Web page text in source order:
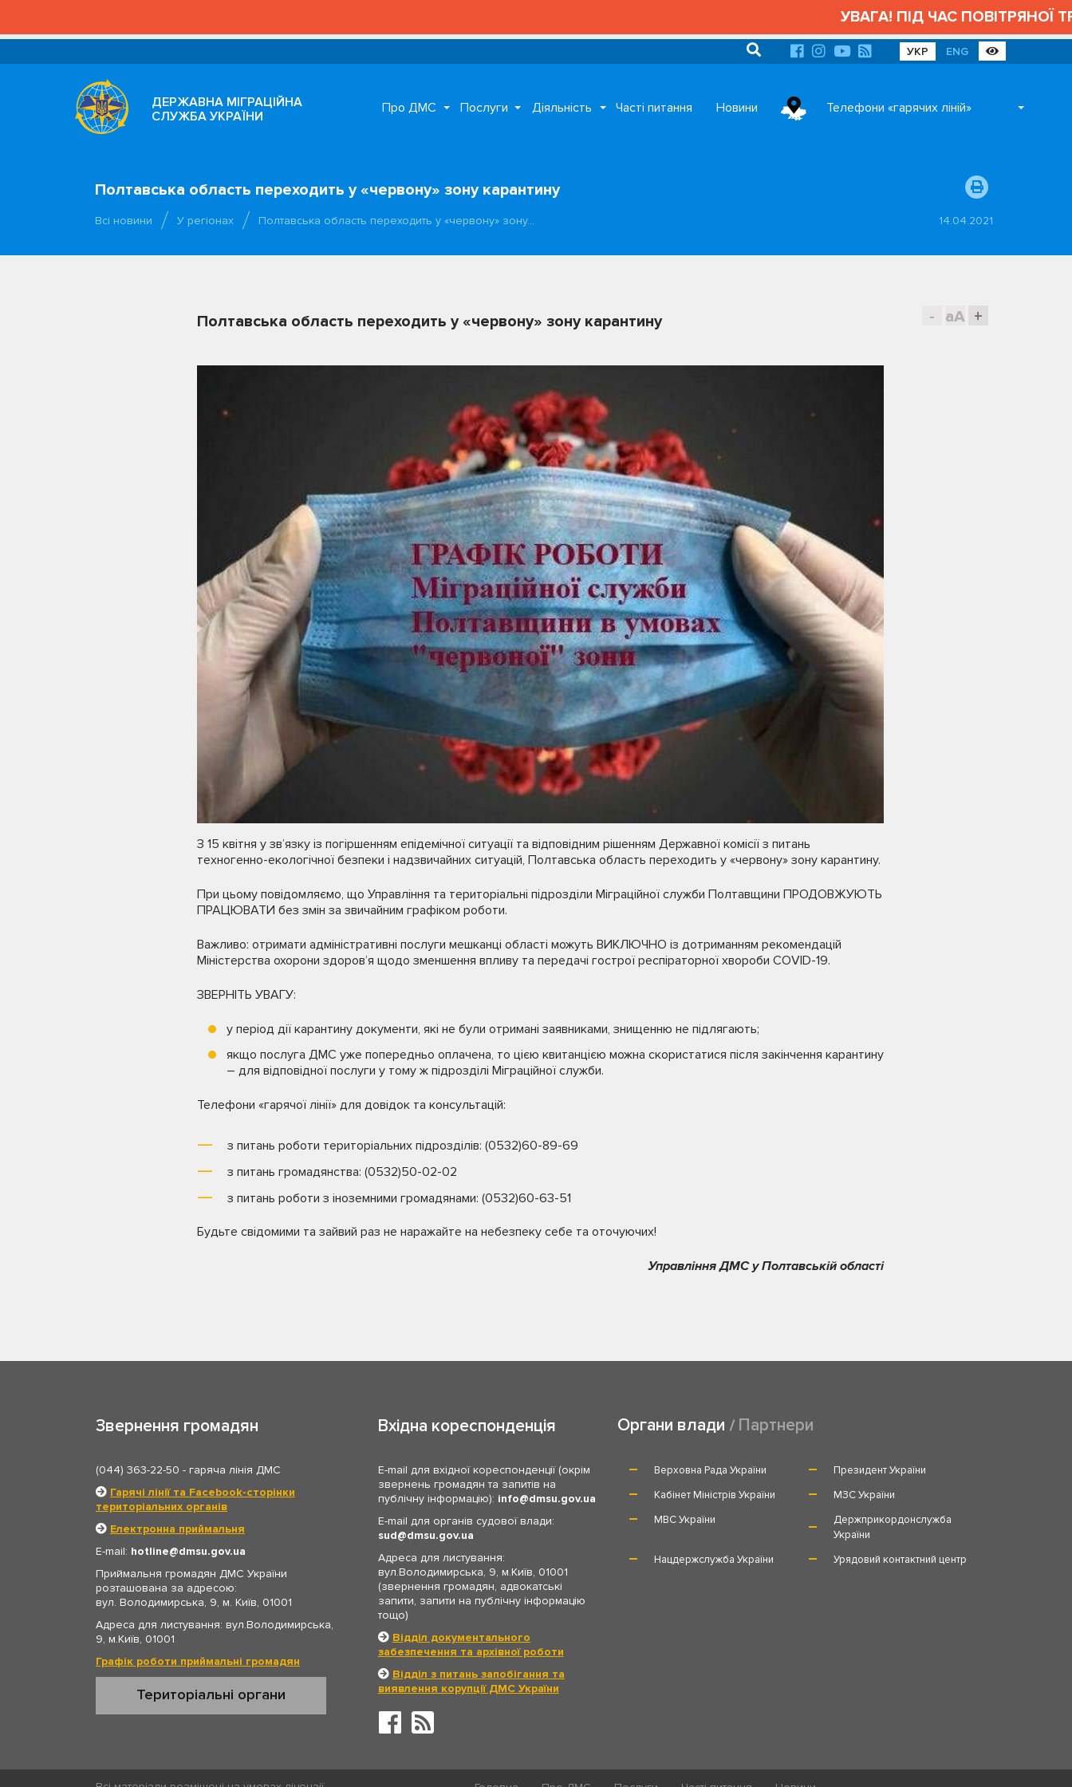
УВАГА! ПІД ЧАС ПОВІТРЯНОЇ
УКР ENG
ДЕРЖАВНА МІГРАЦІЙНА
СЛУЖБА УКРАЇНИ
Про ДМС Послуги Діяльність Часті питання Новини Телефони «гарячих ліній»
Полтавська область переходить у «червону» зону карантину
Всі новини У регіонах Полтавська область переходить у «червону» зону… 14.04.2021
- aA +
Полтавська область переходить у «червону» зону карантину
З 15 квітня у зв’язку із погіршенням епідемічної ситуації та відповідним рішенням Державної комісії з питань
техногенно-екологічної безпеки і надзвичайних ситуацій, Полтавська область переходить у «червону» зону карантину.
При цьому повідомляємо, що Управління та територіальні підрозділи Міграційної служби Полтавщини ПРОДОВЖУЮТЬ
ПРАЦЮВАТИ без змін за звичайним графіком роботи.
Важливо: отримати адміністративні послуги мешканці області можуть ВИКЛЮЧНО із дотриманням рекомендацій
Міністерства охорони здоров’я щодо зменшення впливу та передачі гострої респіраторної хвороби COVID-19.
ЗВЕРНІТЬ УВАГУ:
у період дії карантину документи, які не були отримані заявниками, знищенню не підлягають;
якщо послуга ДМС уже попередньо оплачена, то цією квитанцією можна скористатися після закінчення карантину
– для відповідної послуги у тому ж підрозділі Міграційної служби.
Телефони «гарячої лінії» для довідок та консультацій:
з питань роботи територіальних підрозділів: (0532)60-89-69
з питань громадянства: (0532)50-02-02
з питань роботи з іноземними громадянами: (0532)60-63-51
Будьте свідомими та зайвий раз не наражайте на небезпеку себе та оточуючих!
Управління ДМС у Полтавській області
Звернення громадян
(044) 363-22-50 - гаряча лінія ДМС
Гарячі лінії та Facebook-сторінки
територіальних органів
Електронна приймальня
E-mail: hotline
dmsu.gov.ua
Приймальня громадян ДМС України
розташована за адресою:
вул. Володимирська, 9, м. Київ, 01001
Адреса для листування: вул.Володимирська,
9, м.Київ, 01001
Графік роботи приймальні громадян
Територіальні органи
Вхідна кореспонденція
E-mail для вхідної кореспонденції (окрім
звернень громадян та запитів на
публічну інформацію): info
dmsu.gov.ua
E-mail для органів судової влади:
sud
dmsu.gov.ua
Адреса для листування:
вул.Володимирська, 9, м.Київ, 01001
(звернення громадян, адвокатські
запити, запити на публічну інформацію
тощо)
Відділ документального
забезпечення та архівної роботи
Відділ з питань запобігання та
виявлення корупції ДМС України
Органи влади Партнери
Верховна Рада України
Президент України
Кабінет Міністрів України
МЗС України
МВС України
Держприкордонслужба
України
Нацдержслужба України
Урядовий контактний центр